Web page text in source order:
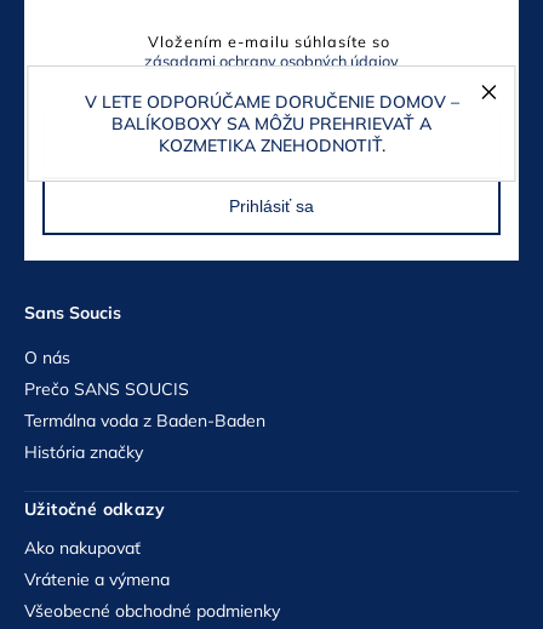
V LETE ODPORÚČAME DORUČENIE DOMOV –
BALÍKOBOXY SA MÔŽU PREHRIEVAŤ A
KOZMETIKA ZNEHODNOTIŤ.
Sans Soucis
O nás
Prečo SANS SOUCIS
Termálna voda z Baden-Baden
História značky
Užitočné odkazy
Ako nakupovať
Vrátenie a výmena
Všeobecné obchodné podmienky
Vložením e-mailu súhlasíte so
zásadami ochrany osobných údajov
Prihlásiť sa